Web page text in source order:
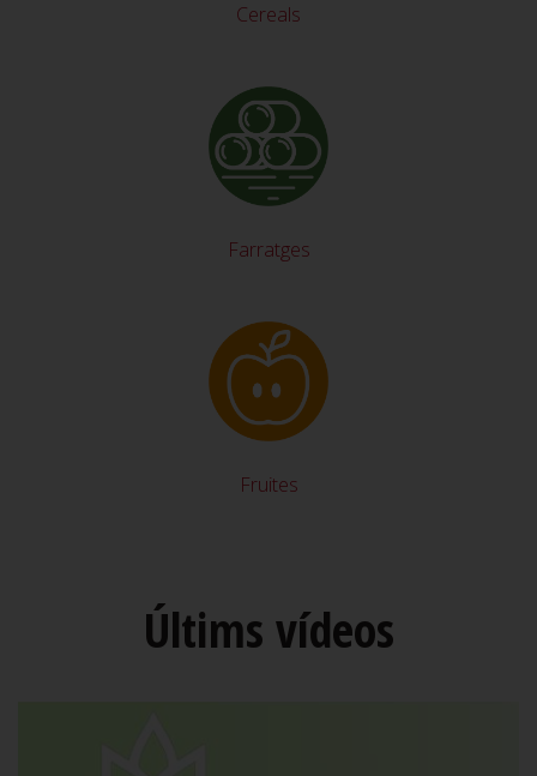
Cereals
Farratges
Fruites
Últims vídeos